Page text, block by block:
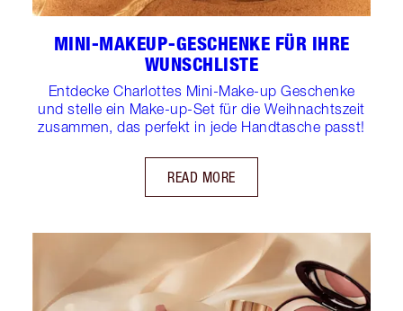
MINI-MAKEUP-GESCHENKE FÜR IHRE
WUNSCHLISTE
Entdecke Charlottes Mini-Make-up Geschenke
und stelle ein Make-up-Set für die Weihnachtszeit
zusammen, das perfekt in jede Handtasche passt!
READ MORE